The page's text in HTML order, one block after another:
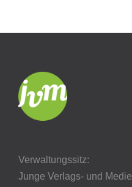
Verwaltungssitz:
Junge Verlags- und